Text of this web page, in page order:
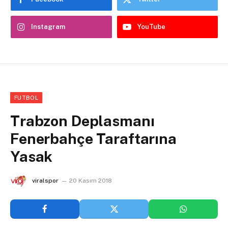
Instagram YouTube
FUTBOL
Trabzon Deplasmanı
Fenerbahçe Taraftarına
Yasak
viralspor 20 Kasım 2018